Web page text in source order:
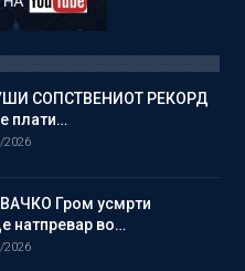
СОПСТВЕНИОТ РЕКОРД
плати…
2026
Гром усмрти
натпревар во…
2026